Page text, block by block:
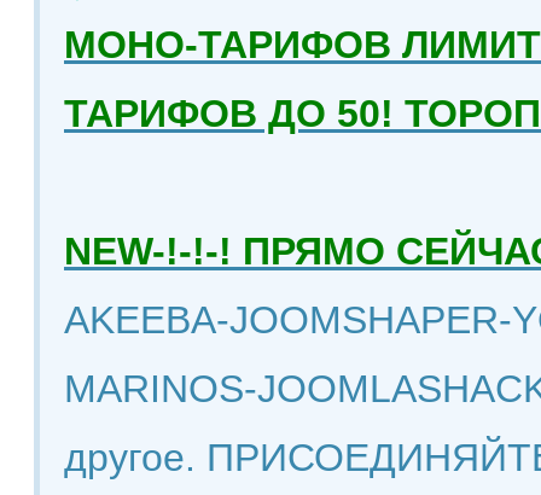
МОНО-ТАРИФОВ
ТАРИФОВ ДО 50!
NEW-!-!-! ПРЯМО
AKEEBA-JOOMSHAPER-
MARINOS-
другое.